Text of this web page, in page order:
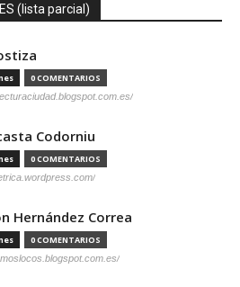
(lista parcial)
0 COMENTARIOS
Codorniu
0 COMENTARIOS
Hernández Correa
0 COMENTARIOS